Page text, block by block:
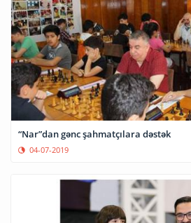
“Nar”dan gənc şahmatçılara dəstək
04-07-2019